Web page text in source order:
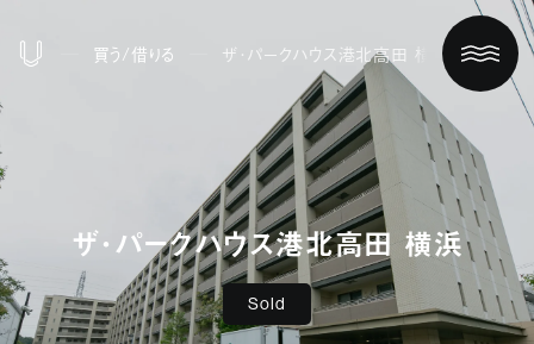
買う/借りる ザ・パークハウス港北高田 横浜
ザ・パークハウス港北高田 横浜
Sold